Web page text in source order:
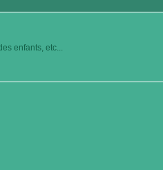
enfants, etc...